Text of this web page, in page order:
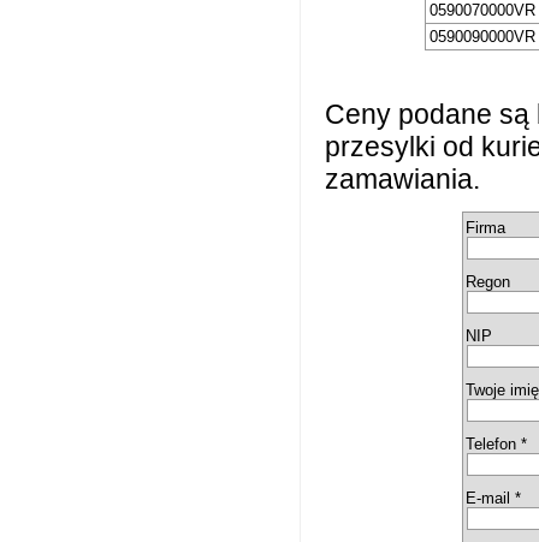
0590070000VR
0590090000VR
Ceny podane są
przesylki od
zamawiania.
Firma
Regon
NIP
Twoje
Telefon *
E-mail *